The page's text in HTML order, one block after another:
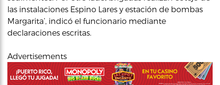
las instalaciones Espino Lares y estación de bombas
Margarita’, indicó el funcionario mediante
declaraciones escritas.
Advertisements